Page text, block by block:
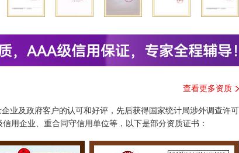
查看更多资质
业及政府客户的认可和好评，先后获得国家统计局涉外调查许可
用企业、重合同守信用单位等，以下是部分资质证书：